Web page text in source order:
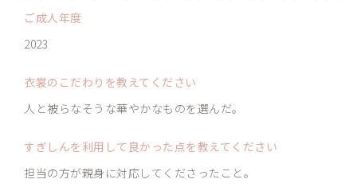
ご成人年度
2023
衣裳のこだわりを教えてください
人と被らなそうな華やかなものを選んだ。
すぎしんを利用して良かった点を教えてください
担当の方が親身に対応してくださったこと。